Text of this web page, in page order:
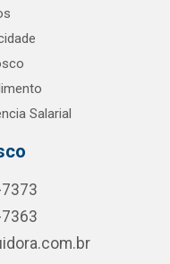
Salarial